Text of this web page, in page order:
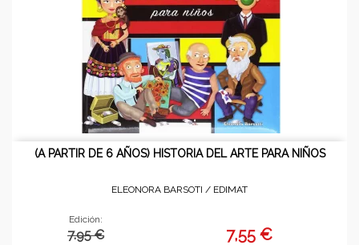
(A PARTIR DE 6 AÑOS) HISTORIA DEL ARTE PARA NIÑOS
ELEONORA BARSOTI / EDIMAT
Edición:
7.95 € 7,55 €